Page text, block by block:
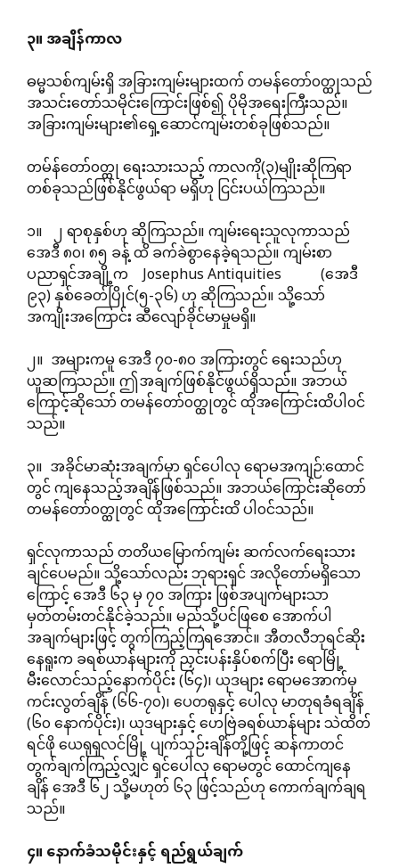
၃။အချိန်ကာလ
ဓမ္မသစ်ကျမ်းရှိ အခြားကျမ်းများထက် တမန်တော်၀တ္ထုသည်
အသင်းတော်သမိုင်းကြောင်းဖြစ်၍ ပိုမိုအရေးကြီးသည်။
အခြားကျမ်းများ၏ရှေ့ဆောင်ကျမ်းတစ်ခုဖြစ်သည်။
တမ်န်တော်၀တ္ထု ရေးသားသည့် ကာလကို(၃)မျိုးဆိုကြရာ
တစ်ခုသည်ဖြစ်နိုင်ဖွယ်ရာ မရှိဟု ငြင်းပယ်ကြသည်။
၁။ ၂ ရာစုနှစ်ဟု ဆိုကြသည်။ ကျမ်းရေးသူလုကာသည်
အေဒီ ၈၀၊ ၈၅ ခန့် ထိ ခက်ခဲစွာနေခဲ့ရသည်။ ကျမ်းစာ
ပညာရှင်အချို့က Josephus Antiquities (အေဒီ
၉၃) နှစ်ခေတ်ပြိုင်(၅-၃၆) ဟု ဆိုကြသည်။ သို့သော်
အကျိုးအကြောင်း ဆီလျော်ခိုင်မာမှုမရှိ။
၂။ အများကမူ အေဒီ ၇၀-၈၀ အကြားတွင် ရေးသည်ဟု
ယူဆကြသည်။ ဤအချက်ဖြစ်နိုင်ဖွယ်ရှိသည်။ အဘယ်
ကြောင့်ဆိုသော် တမန်တော်၀တ္ထုတွင် ထိုအကြောင်းထိပါ၀င်
သည်။
၃။ အခိုင်မာဆုံးအချက်မှာ ရှင်ပေါလု ရောမအကျဉ်:ထောင်
တွင် ကျနေသည့်အချိန်ဖြစ်သည်။ အဘယ်ကြောင်းဆိုတော်
တမန်တော်၀တ္ထုတွင် ထိုအကြောင်းထိ ပါ၀င်သည်။
ရှင်လုကာသည် တတိယမြောက်ကျမ်း ဆက်လက်ရေးသား
ချင်ပေမည်။ သို့သော်လည်း ဘုရားရှင် အလိုတော်မရှိသော
ကြောင့် ​အေဒီ ၆၃ မှ ၇၀ အကြား ဖြစ်အပျက်များသာ
မှတ်တမ်းတင်နိုင်ခဲ့သည်။ မည်သို့ပင်ဖြစေ အောက်ပါ
အချက်များဖြင့် တွက်ကြည့်ကြရအောင်။ အီတလီဘုရင်ဆိုး
နေရူးက ခရစ်ယာန်များကို ညှင်းပန်းနှိပ်စက်ပြီး ရောမြို့
မီးလောင်သည့်နောက်ပိုင်း (၆၄)၊ ယုဒများ ရောမအောက်မှ
ကင်းလွတ်ချိန် (၆၆-၇၀)၊ ပေတရုနှင့် ပေါလု မာတုရခံရချိန်
(၆၀ နောက်ပိုင်း)၊ ယုဒများနှင့် ဟေဗြဲခရစ်ယာန်များ သဲထိတ်
ရင်ဖို ယေရုရှလင်မြို့ ပျက်သုဉ်းချိန်တို့ဖြင့် ဆန်ကာတင်
တွက်ချက်ကြည့်လျှင် ရှင်ပေါလု ရောမတွင် ထောင်ကျနေ
ချိန် အေဒီ ၆၂ သို့မဟုတ် ၆၃ ဖြင့်သည်ဟု ကောက်ချက်ချရ
သည်။
၄။နောက်ခံသမိုင်းနှင့်ရည်ရွယ်ချက်